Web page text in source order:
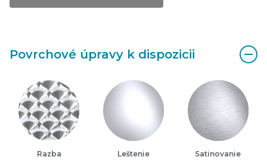
Povrchové úpravy k dispozicii
Razba Leštenie Satinovanie